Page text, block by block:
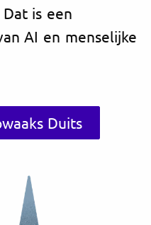
is een
AI en menselijke
Duits